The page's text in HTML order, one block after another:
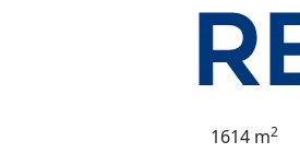
1614 m2